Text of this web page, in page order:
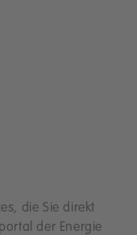
die Sie direkt
der Energie